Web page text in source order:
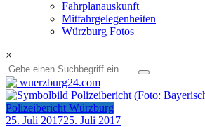
Fahrplanauskunft
Mitfahrgelegenheiten
Würzburg Fotos
×
Polizeibericht Würzburg
25. Juli 201725. Juli 2017